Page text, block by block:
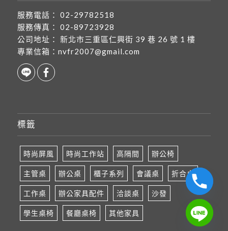
服務電話：
02-29782518
服務傳真：
02-89723928
公司地址：
新北市三重區仁興街 39 巷 26 號 1 樓
專業信箱： nvfr2007@gmail.com
標籤
時尚屏風 時尚工作站 高隔間 辦公椅
主管桌 辦公桌 櫃子系列 會議桌 折合桌
工作桌 辦公家具配件 洽談桌 沙發
學生桌椅 餐廳桌椅 其他家具